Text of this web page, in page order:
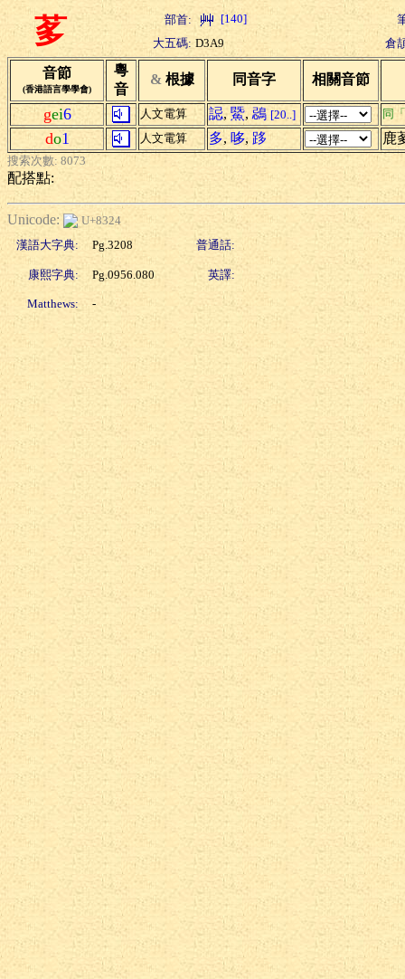
茤 部首: [140]
大五碼: D3A9 倉
音節
(香港語言學學會)
粵
音
& 根據 同音字 相關音節
gei6 人文電算 誋, 鱀, 鵋 [20..] 同
do1 人文電算 多, 哆, 跢 鹿
搜索次數: 8073
配搭點:
Unicode:
U+8324
漢語大字典:
Pg.3208 普通話:
康熙字典: Pg.0956.080 英譯:
Matthews: -